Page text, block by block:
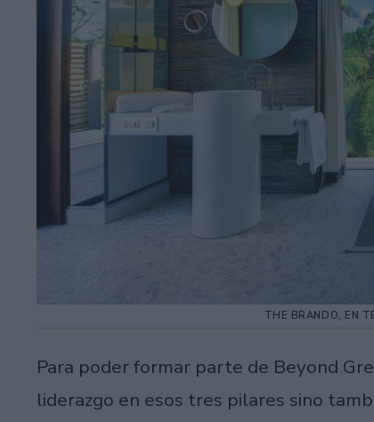
THE BRANDO, EN
Para poder formar parte de Beyond
liderazgo en esos tres pilares sino